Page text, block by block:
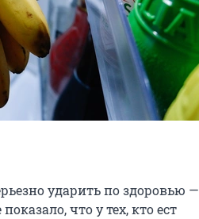
ударить по здоровью —
показало, что у тех, кто ест